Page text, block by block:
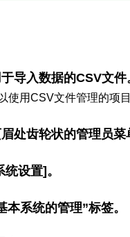
导入数据的CSV文件
使用CSV文件管理的项
处齿轮状的管理员菜
设置]。
本系统的管理”标签。